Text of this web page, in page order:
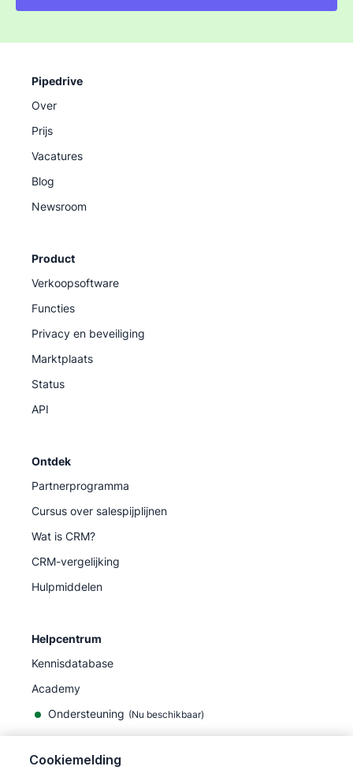
Pipedrive
Over
Prijs
Vacatures
Blog
Newsroom
Product
Verkoopsoftware
Functies
Privacy en beveiliging
Marktplaats
Status
API
Ontdek
Partnerprogramma
Cursus over salespijplijnen
Wat is CRM?
CRM-vergelijking
Hulpmiddelen
Helpcentrum
Kennisdatabase
Academy
Ondersteuning (Nu beschikbaar)
Cookiemelding